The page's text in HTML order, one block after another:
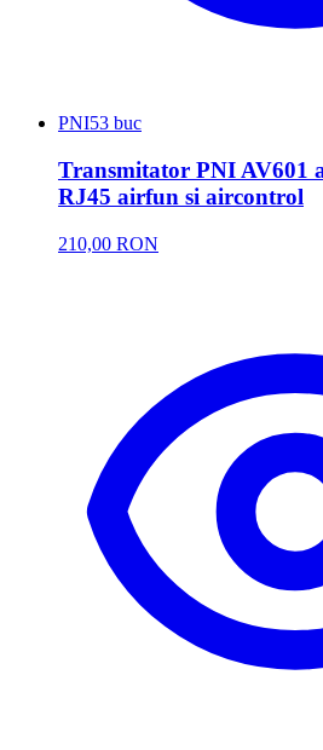
PNI53 buc
Transmitator PNI AV601
RJ45 airfun si aircontrol
210,00 RON